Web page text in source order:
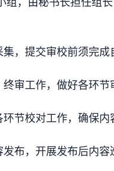
集，提交审校前须完
终审工作，做好各环
环节校对工作，确保
布，开展发布后内容